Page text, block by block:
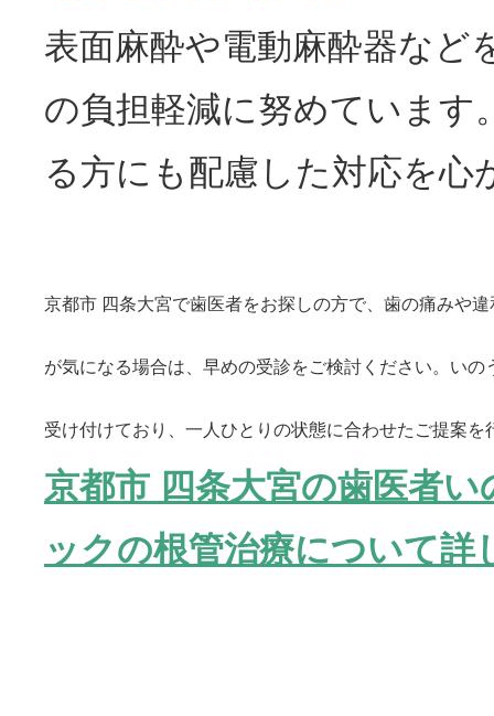
表面麻酔や電動麻酔器など
の負担軽減に努めています
る方にも配慮した対応を心
京都市 四条大宮で歯医者をお探しの方で、歯の痛みや
が気になる場合は、早めの受診をご検討ください。い
受け付けており、一人ひとりの状態に合わせたご提案を
京都市 四条大宮の歯医者
ックの根管治療について詳